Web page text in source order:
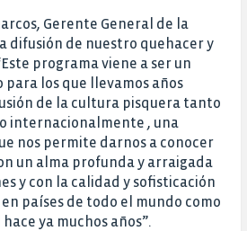
Gerente General de la
difusión de nuestro quehacer y
programa viene a ser un
los que llevamos años
de la cultura pisquera tanto
internacionalmente , una
nos permite darnos a conocer
un alma profunda y arraigada
y con la calidad y sofisticación
países de todo el mundo como
ya muchos años”.